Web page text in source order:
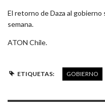
El retorno de Daza al
semana.
ATON Chile.
ETIQUETAS: GOBIERNO